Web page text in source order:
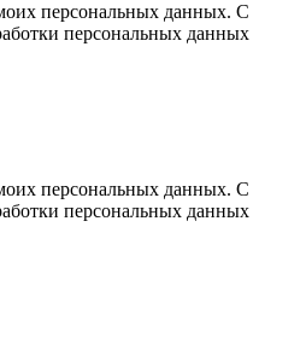
персональных данных. С
персональных данных
персональных данных. С
персональных данных